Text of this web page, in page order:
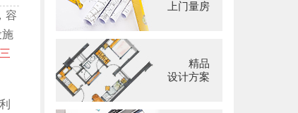
容
施
上门量房
精品
设计方案